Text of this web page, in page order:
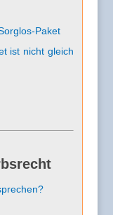
Paket
ist nicht gleich